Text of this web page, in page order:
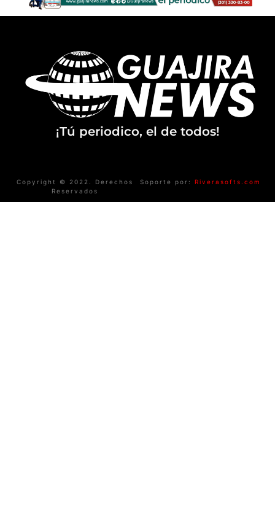
¡Tú periodico, el de todos!
Copyright © 2022. Derechos
Reservados
Soporte por: Riverasofts.com